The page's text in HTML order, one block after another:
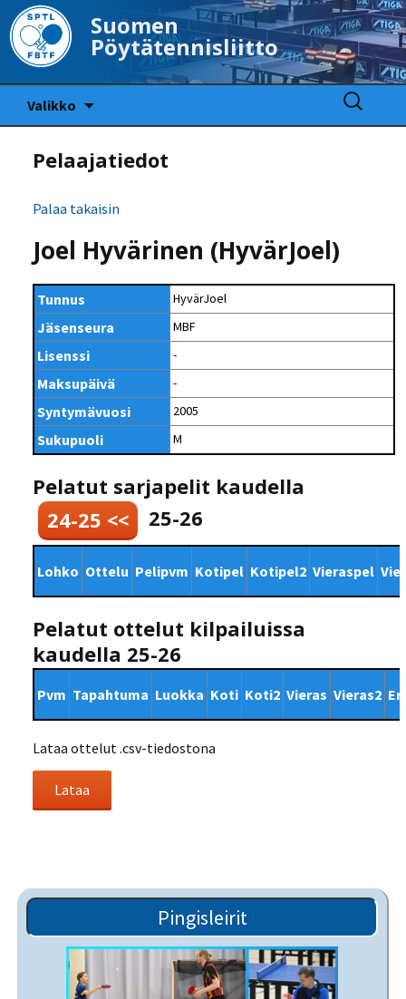
Suomen
Pöytätennisliitto
Valikko
Haku:
Pelaajatiedot
Palaa takaisin
Joel Hyvärinen (HyvärJoel)
Tunnus HyvärJoel
Jäsenseura MBF
Lisenssi -
Maksupäivä -
Syntymävuosi 2005
Sukupuoli M
Pelatut sarjapelit kaudella
24-25 <<
25-26
Lohko Ottelu Pelipvm Kotipel Kotipel2 Vieraspel
Pelatut ottelut kilpailuissa
kaudella 25-26
Pvm Tapahtuma Luokka Koti Koti2 Vieras Vieras2
Lataa ottelut .csv-tiedostona
Pingisleirit